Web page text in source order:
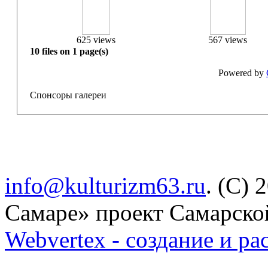
625 views
567 views
10 files on 1 page(s)
Powered by
Спонсоры галереи
info@kulturizm63.ru. (C)
Самаре» проект
Webvertex - создание и